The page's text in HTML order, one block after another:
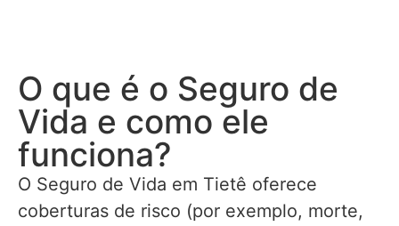
O que é o Seguro de
Vida e como ele
funciona?
O Seguro de Vida em Tietê oferece
coberturas de risco (por exemplo, morte,